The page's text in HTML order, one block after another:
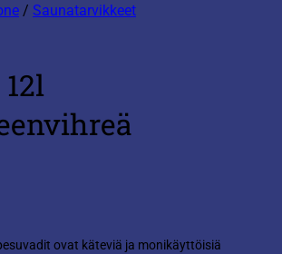
/ Saunatarvikkeet
ovat käteviä ja monikäyttöisiä